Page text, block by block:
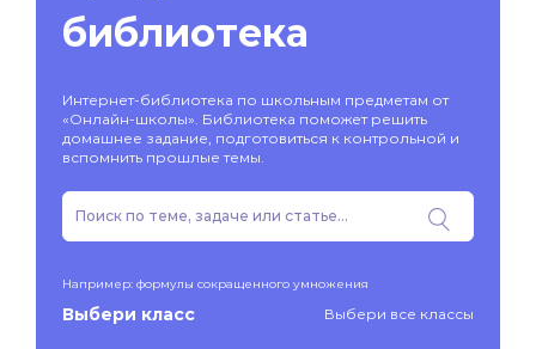
библиотека
Интернет-библиотека по школьным предметам от
«Онлайн-школы». Библиотека поможет решить
домашнее задание, подготовиться к контрольной и
вспомнить прошлые темы.
Например: формулы сокращенного умножения
Выбери класс Выбери все классы